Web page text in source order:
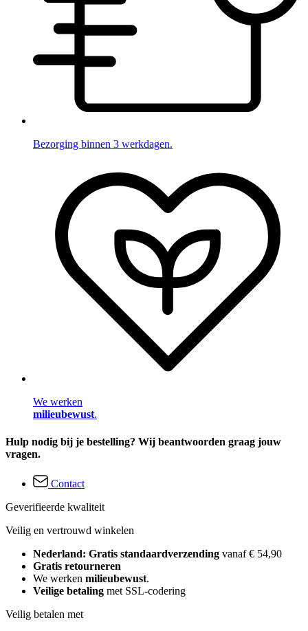
Bezorging binnen 3 werkdagen.
We werken
milieubewust.
Hulp nodig bij je bestelling? Wij beantwoorden graag jouw
vragen.
Contact
Geverifieerde kwaliteit
Veilig en vertrouwd winkelen
Nederland: Gratis standaardverzending vanaf € 54,90
Gratis retourneren
We werken milieubewust.
Veilige betaling met SSL-codering
Veilig betalen met